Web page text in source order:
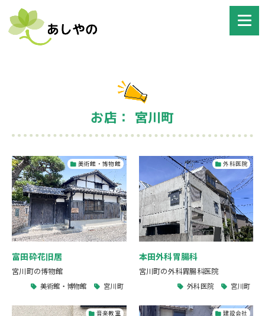
お店： 宮川町
美術館・博物館
富田砕花旧居
宮川町の博物館
美術館・博物館 宮川町
外科医院
本田外科胃腸科
宮川町の外科胃腸科医院
外科医院 宮川町
音楽教室 建設会社